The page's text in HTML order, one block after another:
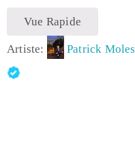
Vue Rapide
Artiste: Patrick Moles